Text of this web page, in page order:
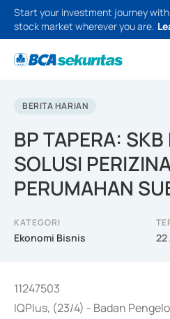
Start your investment journey
stock market wherever you are.
BERITA HARIAN
BP TAPERA:
SOLUSI
PERUMAHAN
KATEGORI
Ekonomi Bisnis 22
11247503
IQPlus, (23/4) - Badan